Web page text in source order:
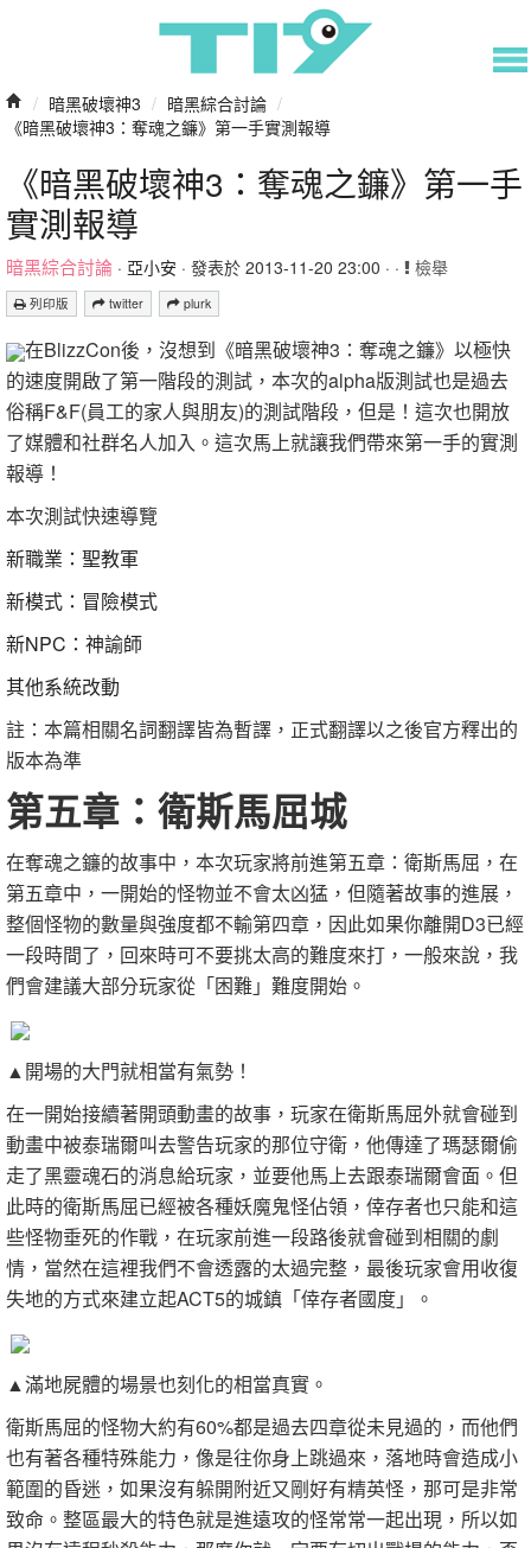
/ 暗黑破壞神3 / 暗黑綜合討論 /
《暗黑破壞神3：奪魂之鐮》第一手實測報導
《暗黑破壞神3：奪魂之鐮》第一手
實測報導
暗黑綜合討論 · 亞小安 · 發表於 2013-11-20 23:00 · · 檢舉
列印版 twitter plurk
在BlizzCon後，沒想到《暗黑破壞神3：奪魂之鐮》以極快
的速度開啟了第一階段的測試，本次的alpha版測試也是過去
俗稱F&F(員工的家人與朋友)的測試階段，但是！這次也開放
了媒體和社群名人加入。這次馬上就讓我們帶來第一手的實測
報導！
本次測試快速導覽
新職業：聖教軍
新模式：冒險模式
新NPC：神諭師
其他系統改動
註：本篇相關名詞翻譯皆為暫譯，正式翻譯以之後官方釋出的
版本為準
第五章：衛斯馬屈城
在奪魂之鐮的故事中，本次玩家將前進第五章：衛斯馬屈，在
第五章中，一開始的怪物並不會太凶猛，但隨著故事的進展，
整個怪物的數量與強度都不輸第四章，因此如果你離開D3已經
一段時間了，回來時可不要挑太高的難度來打，一般來說，我
們會建議大部分玩家從「困難」難度開始。
▲開場的大門就相當有氣勢！
在一開始接續著開頭動畫的故事，玩家在衛斯馬屈外就會碰到
動畫中被泰瑞爾叫去警告玩家的那位守衛，他傳達了瑪瑟爾偷
走了黑靈魂石的消息給玩家，並要他馬上去跟泰瑞爾會面。但
此時的衛斯馬屈已經被各種妖魔鬼怪佔領，倖存者也只能和這
些怪物垂死的作戰，在玩家前進一段路後就會碰到相關的劇
情，當然在這裡我們不會透露的太過完整，最後玩家會用收復
失地的方式來建立起ACT5的城鎮「倖存者國度」。
▲滿地屍體的場景也刻化的相當真實。
衛斯馬屈的怪物大約有60%都是過去四章從未見過的，而他們
也有著各種特殊能力，像是往你身上跳過來，落地時會造成小
範圍的昏迷，如果沒有躲開附近又剛好有精英怪，那可是非常
致命。整區最大的特色就是進遠攻的怪常常一起出現，所以如